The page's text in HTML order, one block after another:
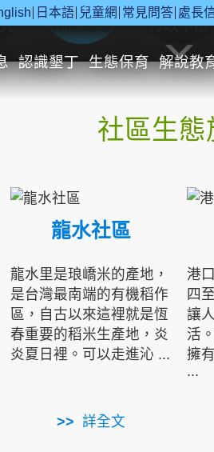
日本語 兒童網 常見問答 處長
認識墾丁 生態保育 解說教
休閒遊憩 行政申辦
社區生態
龍水社區
龍水里是琅嶠米的產地，
是台灣最南端的有機稻作
區，自古以來這裡就是恆
春重要的稻米生產地，炎
炎夏日裡。可以走進沁 ...
詳全文
港
四
讓
活
擁
...